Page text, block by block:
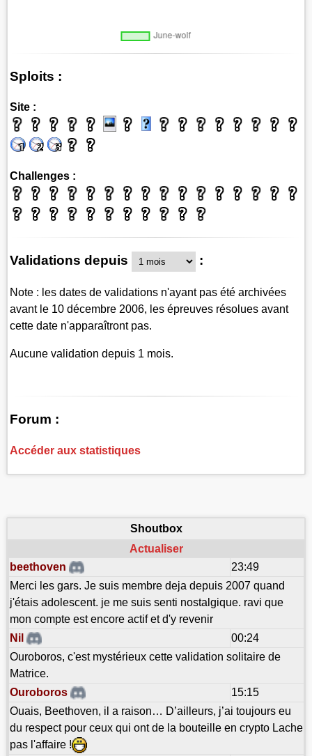
Sploits :
Site :
Challenges :
Validations depuis :
Note : les dates de validations n'ayant pas été archivées
avant le 10 décembre 2006, les épreuves résolues avant
cette date n'apparaîtront pas.
Aucune validation depuis 1 mois.
Forum :
Accéder aux statistiques
Shoutbox
Actualiser
beethoven
23:49
Merci les gars. Je suis membre deja depuis 2007 quand
j'étais adolescent. je me suis senti nostalgique. ravi que
mon compte est encore actif et d'y revenir
Nil
00:24
Ouroboros, c'est mystérieux cette validation solitaire de
Matrice.
Ouroboros
15:15
Ouais, Beethoven, il a raison… D’ailleurs, j’ai toujours eu
du respect pour ceux qui ont de la bouteille en crypto Lache
pas l'affaire !